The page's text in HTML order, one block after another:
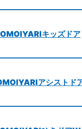
OMOIYARIキッズドア
アシストド